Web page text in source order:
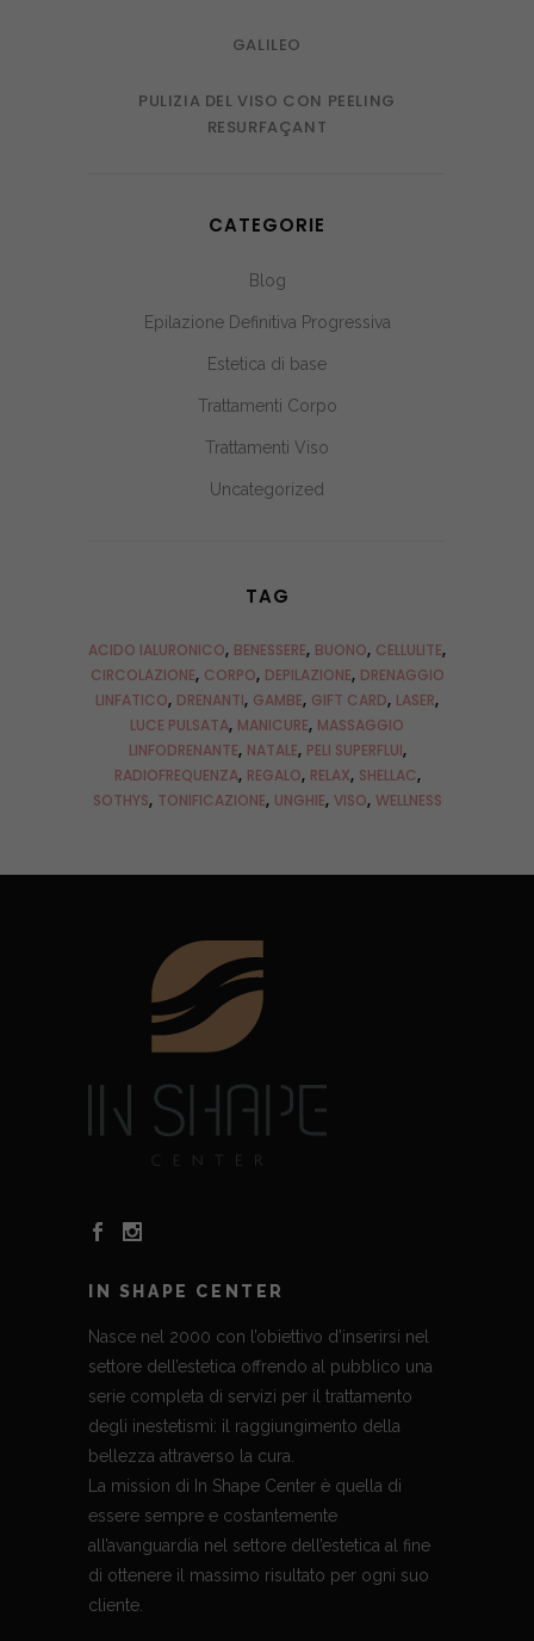
GALILEO
PULIZIA DEL VISO CON PEELING
RESURFAÇANT
CATEGORIE
Blog
Epilazione Definitiva Progressiva
Estetica di base
Trattamenti Corpo
Trattamenti Viso
Uncategorized
TAG
ACIDO IALURONICO BENESSERE BUONO CELLULITE
CIRCOLAZIONE CORPO DEPILAZIONE DRENAGGIO
LINFATICO DRENANTI GAMBE GIFT CARD LASER
LUCE PULSATA MANICURE MASSAGGIO
LINFODRENANTE NATALE PELI SUPERFLUI
RADIOFREQUENZA REGALO RELAX SHELLAC
SOTHYS TONIFICAZIONE UNGHIE VISO WELLNESS
IN SHAPE CENTER
Nasce nel 2000 con l’obiettivo d’inserirsi nel
settore dell’estetica offrendo al pubblico una
serie completa di servizi per il trattamento
degli inestetismi: il raggiungimento della
bellezza attraverso la cura.
La mission di In Shape Center è quella di
essere sempre e costantemente
all’avanguardia nel settore dell’estetica al fine
di ottenere il massimo risultato per ogni suo
cliente.